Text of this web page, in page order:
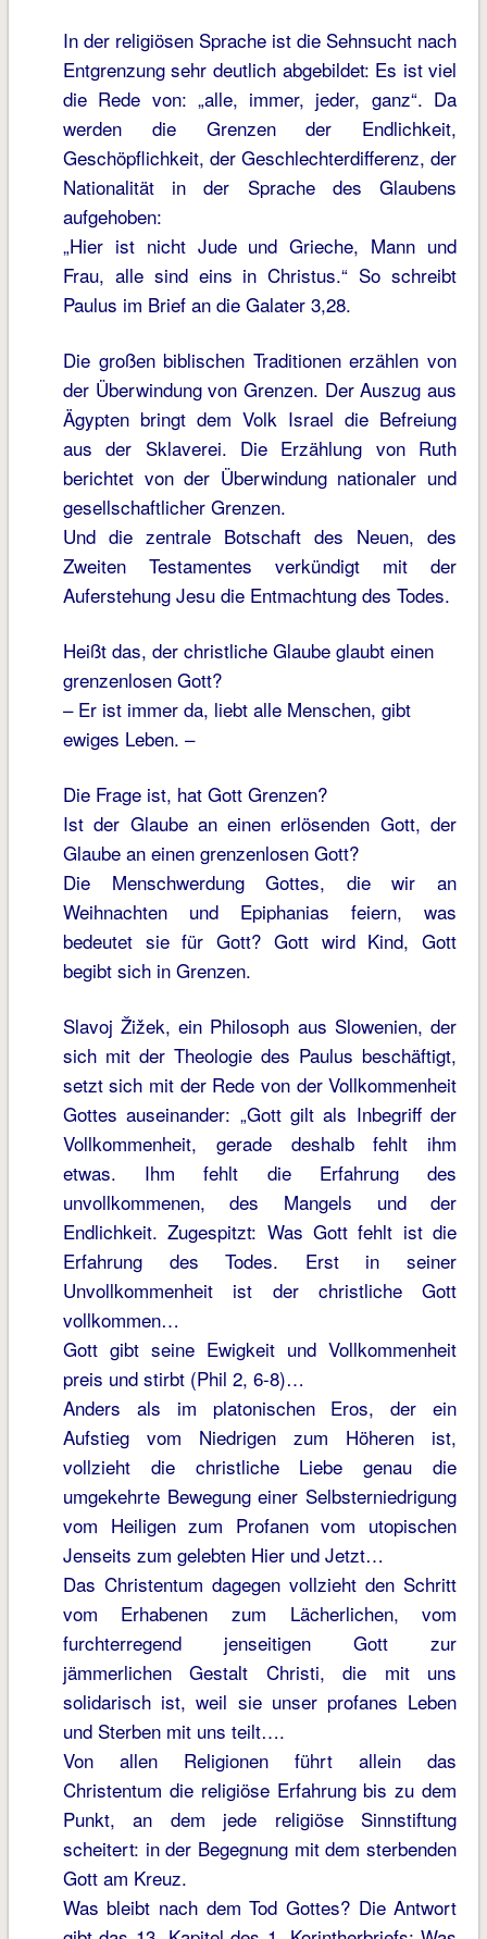
In der religiösen Sprache ist die Sehnsucht nach
Entgrenzung sehr deutlich abgebildet: Es ist viel
die Rede von: „alle, immer, jeder, ganz“. Da
werden die Grenzen der Endlichkeit,
Geschöpflichkeit, der Geschlechterdifferenz, der
Nationalität in der Sprache des Glaubens
aufgehoben:
„Hier ist nicht Jude und Grieche, Mann und
Frau, alle sind eins in Christus.“ So schreibt
Paulus im Brief an die Galater 3,28.
Die großen biblischen Traditionen erzählen von
der Überwindung von Grenzen. Der Auszug aus
Ägypten bringt dem Volk Israel die Befreiung
aus der Sklaverei. Die Erzählung von Ruth
berichtet von der Überwindung nationaler und
gesellschaftlicher Grenzen.
Und die zentrale Botschaft des Neuen, des
Zweiten Testamentes verkündigt mit der
Auferstehung Jesu die Entmachtung des Todes.
Heißt das, der christliche Glaube glaubt einen
grenzenlosen Gott?
– Er ist immer da, liebt alle Menschen, gibt
ewiges Leben. –
Die Frage ist, hat Gott Grenzen?
Ist der Glaube an einen erlösenden Gott, der
Glaube an einen grenzenlosen Gott?
Die Menschwerdung Gottes, die wir an
Weihnachten und Epiphanias feiern, was
bedeutet sie für Gott? Gott wird Kind, Gott
begibt sich in Grenzen.
Slavoj Žižek, ein Philosoph aus Slowenien, der
sich mit der Theologie des Paulus beschäftigt,
setzt sich mit der Rede von der Vollkommenheit
Gottes auseinander: „Gott gilt als Inbegriff der
Vollkommenheit, gerade deshalb fehlt ihm
etwas. Ihm fehlt die Erfahrung des
unvollkommenen, des Mangels und der
Endlichkeit. Zugespitzt: Was Gott fehlt ist die
Erfahrung des Todes. Erst in seiner
Unvollkommenheit ist der christliche Gott
vollkommen…
Gott gibt seine Ewigkeit und Vollkommenheit
preis und stirbt (Phil 2, 6-8)…
Anders als im platonischen Eros, der ein
Aufstieg vom Niedrigen zum Höheren ist,
vollzieht die christliche Liebe genau die
umgekehrte Bewegung einer Selbsterniedrigung
vom Heiligen zum Profanen vom utopischen
Jenseits zum gelebten Hier und Jetzt…
Das Christentum dagegen vollzieht den Schritt
vom Erhabenen zum Lächerlichen, vom
furchterregend jenseitigen Gott zur
jämmerlichen Gestalt Christi, die mit uns
solidarisch ist, weil sie unser profanes Leben
und Sterben mit uns teilt….
Von allen Religionen führt allein das
Christentum die religiöse Erfahrung bis zu dem
Punkt, an dem jede religiöse Sinnstiftung
scheitert: in der Begegnung mit dem sterbenden
Gott am Kreuz.
Was bleibt nach dem Tod Gottes? Die Antwort